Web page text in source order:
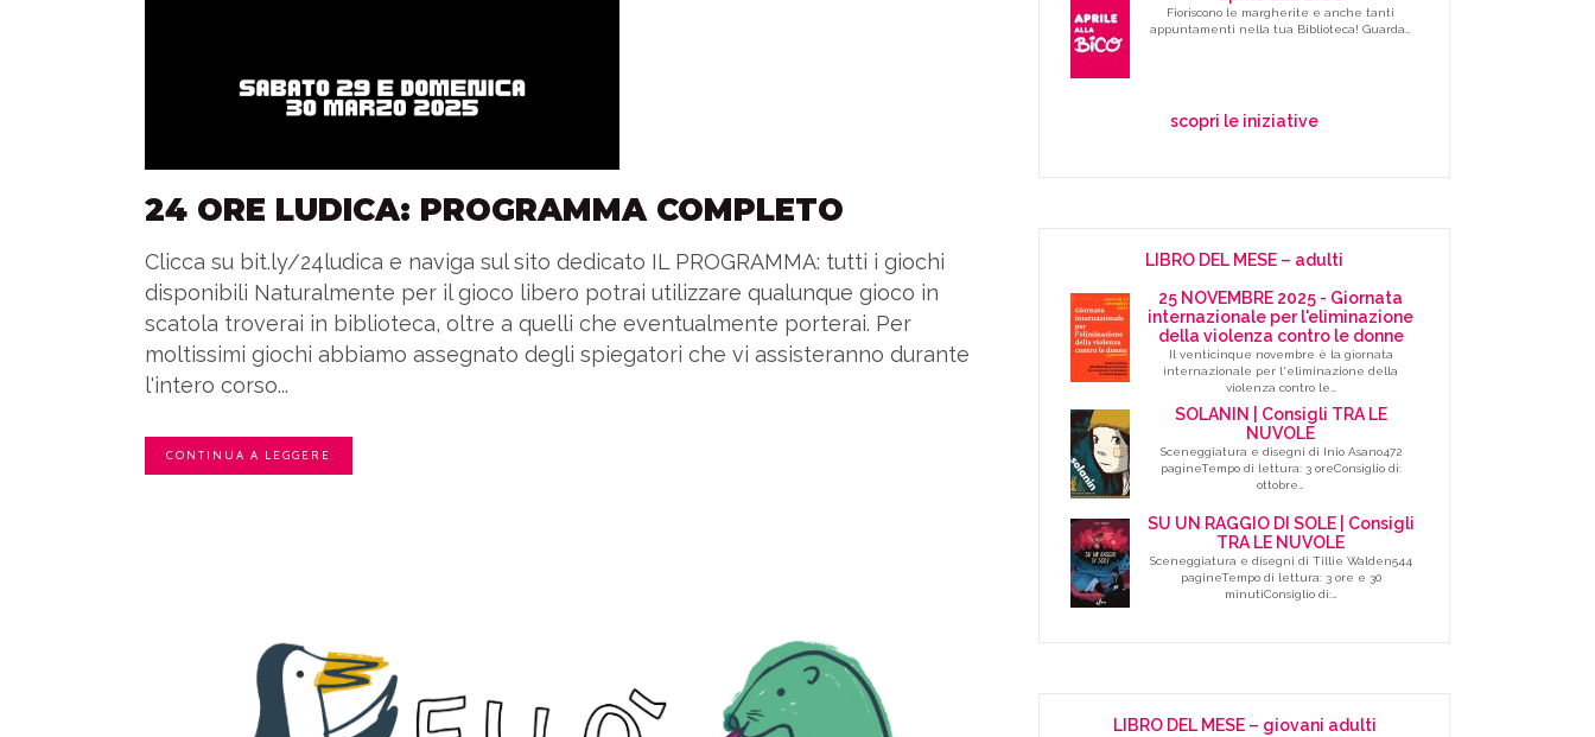
24 ORE LUDICA: PROGRAMMA COMPLETO
Clicca su bit.ly/24ludica e naviga sul sito dedicato IL PROGRAMMA: tutti i giochi
disponibili Naturalmente per il gioco libero potrai utilizzare qualunque gioco in
scatola troverai in biblioteca, oltre a quelli che eventualmente porterai. Per
moltissimi giochi abbiamo assegnato degli spiegatori che vi assisteranno durante
l'intero corso...
CONTINUA A LEGGERE
Fioriscono le margherite e anche tanti
appuntamenti nella tua Biblioteca! Guarda…
scopri le iniziative
LIBRO DEL MESE – adulti
25 NOVEMBRE 2025 - Giornata
internazionale per l'eliminazione
della violenza contro le donne
Il venticinque novembre è la giornata
internazionale per l'eliminazione della
violenza contro le…
SOLANIN | Consigli TRA LE
NUVOLE
Sceneggiatura e disegni di Inio Asano472
pagineTempo di lettura: 3 oreConsiglio di:
ottobre…
SU UN RAGGIO DI SOLE | Consigli
TRA LE NUVOLE
Sceneggiatura e disegni di Tillie Walden544
pagineTempo di lettura: 3 ore e 30
minutiConsiglio di:…
LIBRO DEL MESE – giovani adulti